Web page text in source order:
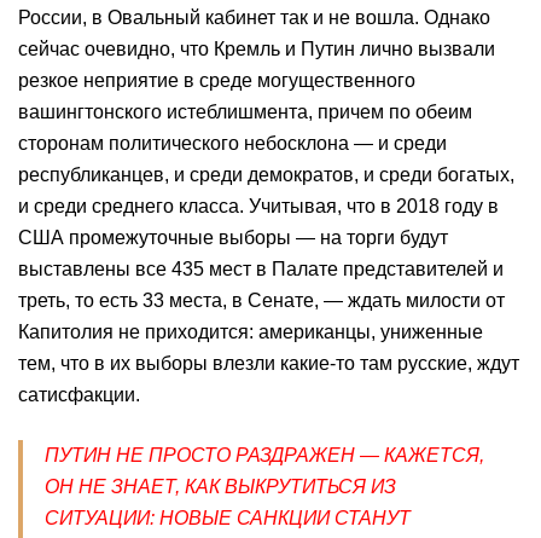
России, в Овальный кабинет так и не вошла. Однако
сейчас очевидно, что Кремль и Путин лично вызвали
резкое неприятие в среде могущественного
вашингтонского истеблишмента, причем по обеим
сторонам политического небосклона — и среди
республиканцев, и среди демократов, и среди богатых,
и среди среднего класса. Учитывая, что в 2018 году в
США промежуточные выборы — на торги будут
выставлены все 435 мест в Палате представителей и
треть, то есть 33 места, в Сенате, — ждать милости от
Капитолия не приходится: американцы, униженные
тем, что в их выборы влезли какие-то там русские, ждут
сатисфакции.
ПУТИН НЕ ПРОСТО РАЗДРАЖЕН — КАЖЕТСЯ,
ОН НЕ ЗНАЕТ, КАК ВЫКРУТИТЬСЯ ИЗ
СИТУАЦИИ: НОВЫЕ САНКЦИИ СТАНУТ